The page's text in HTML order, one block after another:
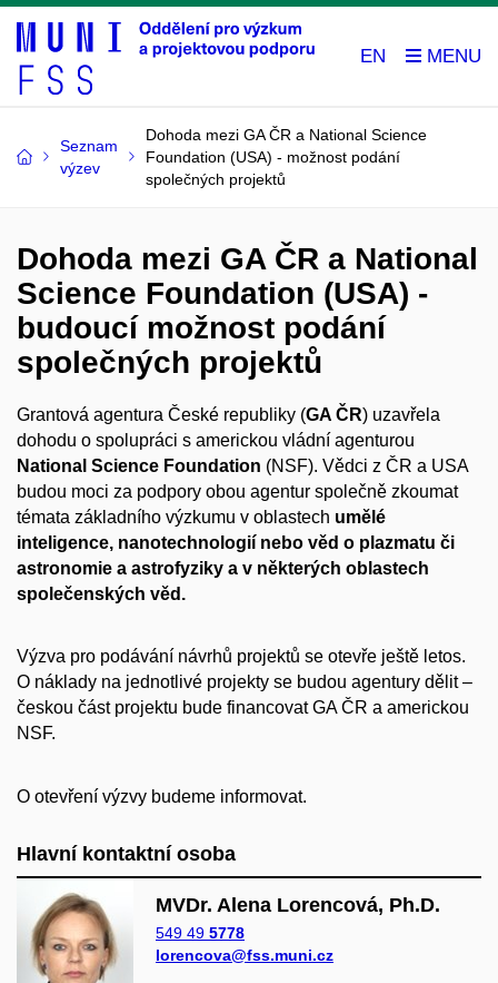
EN
Seznam
výzev
Dohoda mezi GA ČR a National Science
Foundation (USA) - možnost podání
společných projektů
Dohoda mezi GA ČR a National
Science Foundation (USA) -
budoucí možnost podání
společných projektů
Grantová agentura České republiky (GA ČR) uzavřela
dohodu o spolupráci s americkou vládní agenturou
National Science Foundation (NSF). Vědci z ČR a USA
budou moci za podpory obou agentur společně zkoumat
témata základního výzkumu v oblastech umělé
inteligence, nanotechnologií nebo věd o plazmatu či
astronomie a astrofyziky a v některých oblastech
společenských věd.
Výzva pro podávání návrhů projektů se otevře ještě letos.
O náklady na jednotlivé projekty se budou agentury dělit –
českou část projektu bude financovat GA ČR a americkou
NSF.
O otevření výzvy budeme informovat.
Hlavní kontaktní osoba
MVDr. Alena Lorencová, Ph.D.
549 49 5778
lorencova@fss.muni.cz